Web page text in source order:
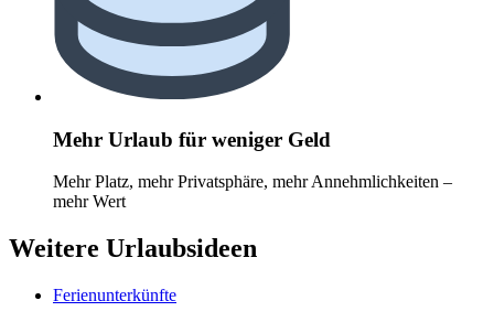
Mehr Urlaub für weniger Geld
Mehr Platz, mehr Privatsphäre, mehr Annehmlichkeiten –
mehr Wert
Weitere Urlaubsideen
Ferienunterkünfte